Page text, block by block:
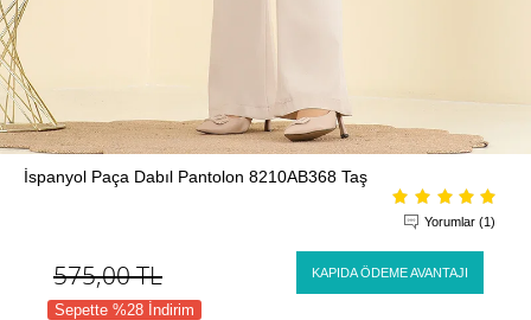
İspanyol Paça Dabıl Pantolon 8210AB368 Taş
Yorumlar (1)
575,00TL KAPIDA ÖDEME AVANTAJI
Sepette %28 İndirim